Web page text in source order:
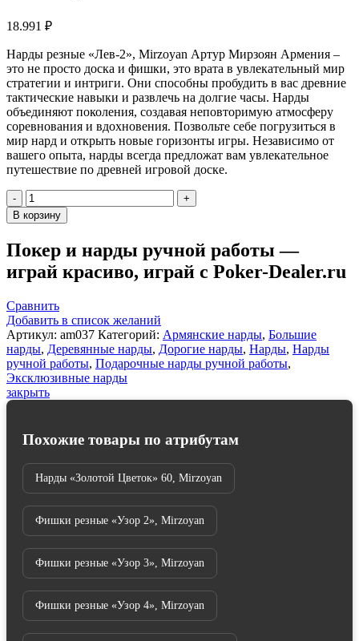
18.991 ₽
Нарды резные «Лев-2», Mirzoyan Артур Мирзоян Армения –
это не просто доска и фишки, это врата в увлекательный мир
стратегии и интриги. Они способны пробудить в вас древние
тактические навыки и развлечь на долгие часы. Нарды
объединяют поколения, создавая неповторимую атмосферу
соревнования и вдохновения. Позвольте себе погрузиться в
мир нард и открыть новые горизонты игры. Независимо от
вашего опыта, нарды всегда предложат вам увлекательное
путешествие по древней игровой доске.
Количество
товара
Нарды
"Лев-2",
Mirzoyan
В корзину
Покер и нарды ручной работы —
играй красиво, играй с Poker-Dealer.ru
Сравнить
Добавить в список желаний
Артикул: am037 Категорий: Армянские нарды, Большие
нарды, Деревянные нарды, Дорогие нарды, Нарды, Нарды
ручной работы, Подарочные нарды ручной работы,
Эксклюзивные нарды
закрыть
Похожие товары по атрибутам
Нарды «Золотой Цветок» 60, Mirzoyan
Фишки резные «Узор 2», Mirzoyan
Фишки резные «Узор 3», Mirzoyan
Фишки резные «Узор 4», Mirzoyan